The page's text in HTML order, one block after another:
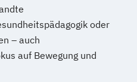
oder
– auch
auf Bewegung und